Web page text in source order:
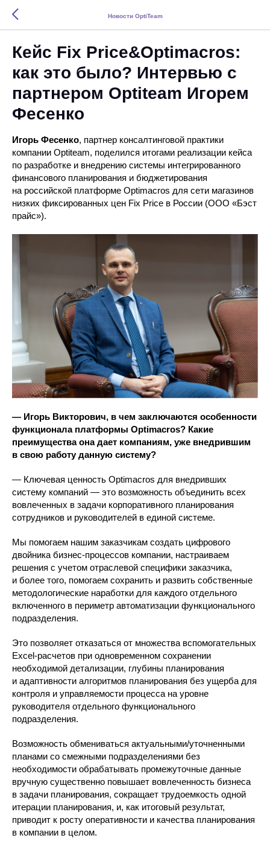
Новости OptiTeam
Кейс Fix Price&Optimacros:
как это было? Интервью с
партнером Optiteam Игорем
Фесенко
Игорь Фесенко, партнер консалтинговой практики
компании Optiteam, поделился итогами реализации кейса
по разработке и внедрению системы интегрированного
финансового планирования и бюджетирования
на российской платформе Optimacros для сети магазинов
низких фиксированных цен Fix Price в России (ООО «Бэст
прайс»).
— Игорь Викторович, в чем заключаются особенности
функционала платформы Optimacros? Какие
преимущества она дает компаниям, уже внедрившим
в свою работу данную систему?
— Ключевая ценность Optimacros для внедривших
систему компаний — это возможность объединить всех
вовлеченных в задачи корпоративного планирования
сотрудников и руководителей в единой системе.
Мы помогаем нашим заказчикам создать цифрового
двойника бизнес-процессов компании, настраиваем
решения с учетом отраслевой специфики заказчика,
и более того, помогаем сохранить и развить собственные
методологические наработки для каждого отдельного
включенного в периметр автоматизации функционального
подразделения.
Это позволяет отказаться от множества вспомогательных
Excel-расчетов при одновременном сохранении
необходимой детализации, глубины планирования
и адаптивности алгоритмов планирования без ущерба для
контроля и управляемости процесса на уровне
руководителя отдельного функционального
подразделения.
Возможность обмениваться актуальными/уточненными
планами со смежными подразделениями без
необходимости обрабатывать промежуточные данные
вручную существенно повышает вовлеченность бизнеса
в задачи планирования, сокращает трудоемкость одной
итерации планирования, и, как итоговый результат,
приводит к росту оперативности и качества планирования
в компании в целом.